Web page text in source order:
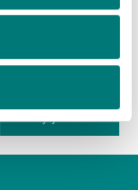
odota, että kaikki
Olemme